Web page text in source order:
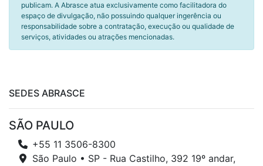
publicam. A Abrasce atua exclusivamente como facilitadora do
espaço de divulgação, não possuindo qualquer ingerência ou
responsabilidade sobre a contratação, execução ou qualidade de
serviços, atividades ou atrações mencionadas.
SEDES ABRASCE
SÃO PAULO
+55 11 3506-8300
São Paulo • SP - Rua Castilho, 392 19º andar,